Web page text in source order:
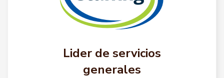
Lider de servicios
generales